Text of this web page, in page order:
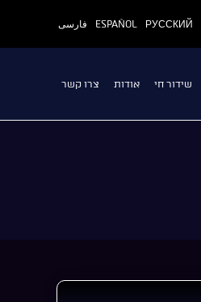
РУССКИЙ
ESPAÑOL فارسی
שידור חי אודות צרו קשר